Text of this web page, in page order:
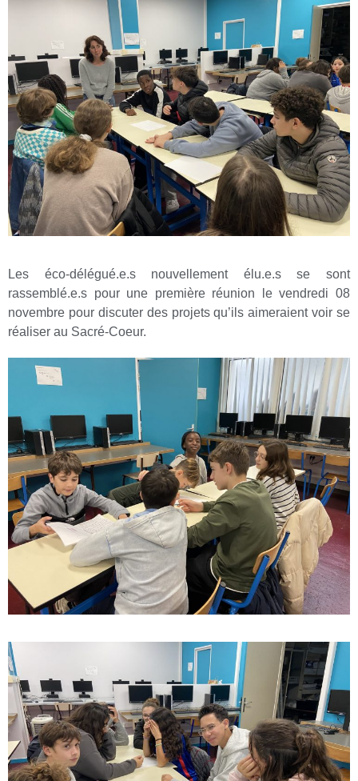
Les éco-délégué.e.s nouvellement élu.e.s se sont
rassemblé.e.s pour une première réunion le vendredi 08
novembre pour discuter des projets qu’ils aimeraient voir se
réaliser au Sacré-Coeur.